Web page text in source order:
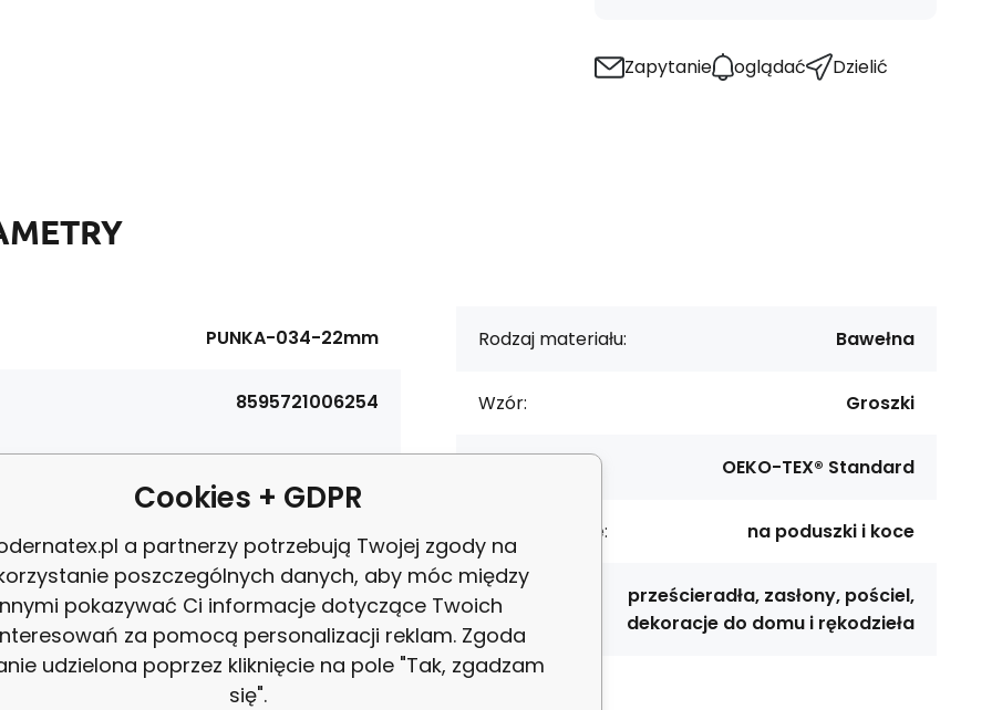
Zapytanie oglądać Dzielić
PUNKA-034-22mm
8595721006254
160 cm
Szary
Rodzaj materiału: Bawełna
Wzór: Groszki
OEKO-TEX® Standard
Przeznaczenie: na poduszki i koce
Zastosowanie:
prześcieradła, zasłony, pościel,
dekoracje do domu i rękodzieła
Cookies + GDPR
a partnerzy potrzebują Twojej zgody na
poszczególnych danych, aby móc między
pokazywać Ci informacje dotyczące Twoich
za pomocą personalizacji reklam. Zgoda
udzielona poprzez kliknięcie na pole "Tak, zgadzam
się".